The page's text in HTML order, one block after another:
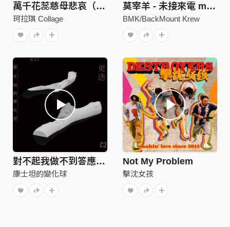
萬千花蕊慈母悲哀（Single Ver.）
珂拉琪 Collage
莫宰羊 - 未接來電 missed call *
BMK/BackMount Krew
對不起我做不到答應了你的事 / Hoax
康士坦的變化球
Not My Problem
擊沈女孩